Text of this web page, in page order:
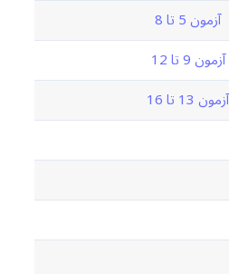
آزمون 5 تا 8
آزمون 9 تا 12
آزمون 13 تا 16